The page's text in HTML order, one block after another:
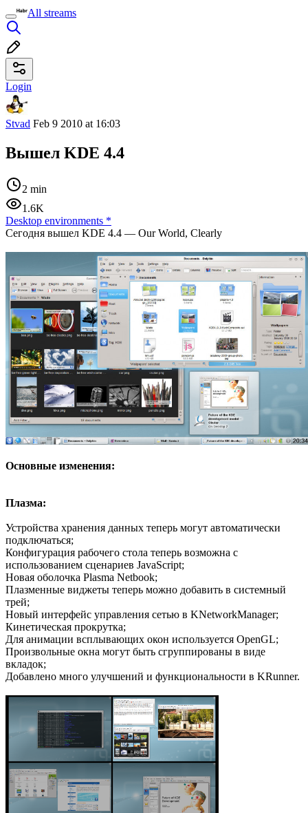
All streams
Login
Stvad Feb 9 2010 at 16:03
Вышел KDE 4.4
2 min
1.6K
Desktop environments *
Сегодня вышел KDE 4.4 — Our World, Clearly
Основные изменения:
Плазма:
Устройства хранения данных теперь могут автоматически
подключаться;
Конфигурация рабочего стола теперь возможна с
использованием сценариев JavaScript;
Новая оболочка Plasma Netbook;
Плазменные виджеты теперь можно добавить в системный
трей;
Новый интерфейс управления сетью в KNetworkManager;
Кинетическая прокрутка;
Для анимации всплывающих окон используется OpenGL;
Произвольные окна могут быть сгруппированы в виде
вкладок;
Добавлено много улучшений и функциональности в KRunner.